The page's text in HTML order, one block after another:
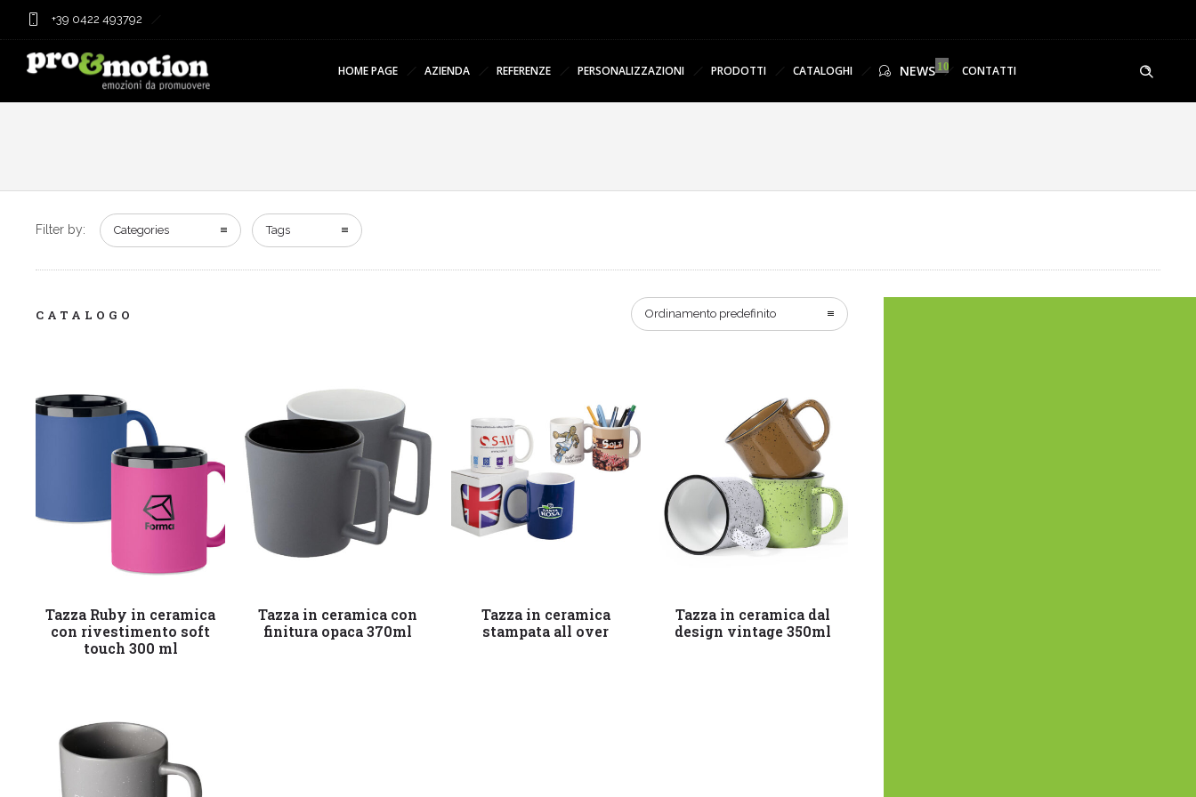
+39 0422 493792
HOME PAGE AZIENDA REFERENZE PERSONALIZZAZIONI PRODOTTI CATALOGHI NEWS CONTATTI
Filter by: Categories Tags
CATALOGO Ordinamento predefinito
Leggi tutto
Tazza Ruby in ceramica
con rivestimento soft
touch 300 ml
Leggi tutto
Tazza in ceramica con
finitura opaca 370ml
Leggi tutto
Tazza in ceramica
stampata all over
Leggi tutto
Tazza in ceramica dal
design vintage 350ml